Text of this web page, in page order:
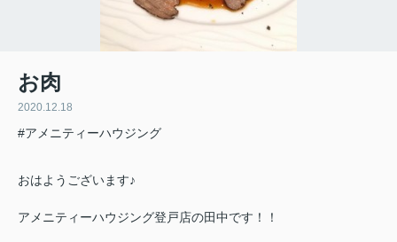
お肉
2020.12.18
#アメニティーハウジング
おはようございます♪
アメニティーハウジング登戸店の田中です！！